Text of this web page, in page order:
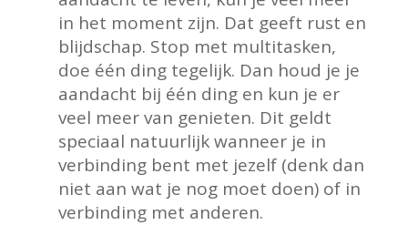
in het moment zijn. Dat geeft rust en
blijdschap. Stop met multitasken,
doe één ding tegelijk. Dan houd je je
aandacht bij één ding en kun je er
veel meer van genieten. Dit geldt
speciaal natuurlijk wanneer je in
verbinding bent met jezelf (denk dan
niet aan wat je nog moet doen) of in
verbinding met anderen.